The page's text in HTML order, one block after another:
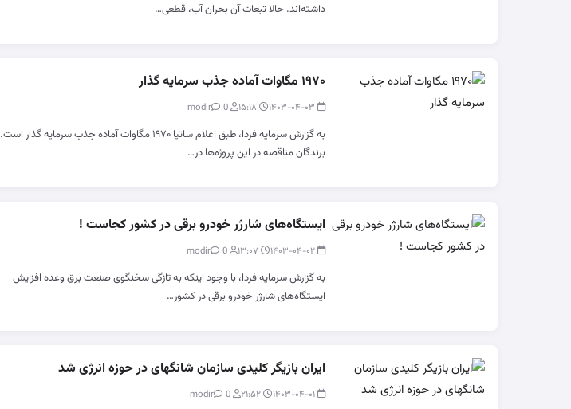
داشته‌اند. حالا تبعات آن بحران آب، قطعی…
۱۹۷۰ مگاوات آماده جذب سرمایه گذار
0
به گزارش سرمایه فردا، طبق اعلام ساتپا ۱۹۷۰ مگاوات آماده جذب سرمایه گذار است.
برندگان مناقصه در این پروژه‌ها در…
ایستگاه‌های شارژر خودرو برقی در کشور کجاست !
0
به گزارش سرمایه فردا، با وجود اینکه به تازگی سخنگوی صنعت برق وعده افزایش
ایستگاه‌های شارژر خودرو برقی در کشور…
ایران بازیگر کلیدی سازمان شانگهای در حوزه انرژی شد
0